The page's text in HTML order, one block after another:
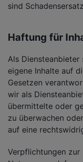
sind
Haftung für
Als Diensteanbieter
eigene Inhalte auf
Gesetzen
wir als
übermittelte oder
zu überwachen
auf eine
Verpflichtungen